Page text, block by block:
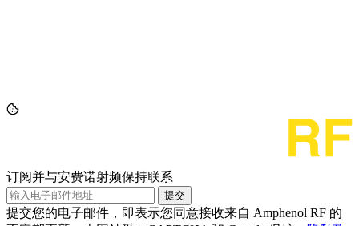
订阅并与安费诺射频保持联系
提交
提交您的电子邮件，即表示您同意接收来自 Amphenol RF 的